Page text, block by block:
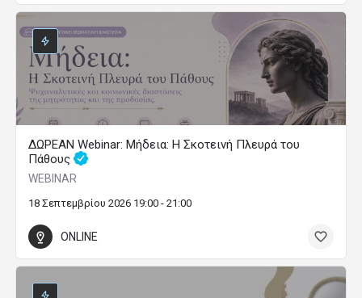
ΔΩΡΕΑΝ Webinar: Μήδεια: Η Σκοτεινή Πλευρά του
Πάθους
WEBINAR
18 Σεπτεμβρίου 2026 19:00 - 21:00
ONLINE